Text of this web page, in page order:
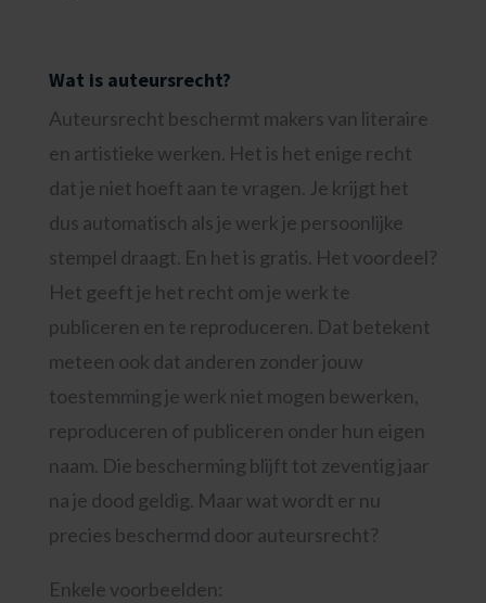
Wat is auteursrecht?
Auteursrecht beschermt makers van literaire
en artistieke werken. Het is het enige recht
dat je niet hoeft aan te vragen. Je krijgt het
dus automatisch als je werk je persoonlijke
stempel draagt. En het is gratis. Het voordeel?
Het geeft je het recht om je werk te
publiceren en te reproduceren. Dat betekent
meteen ook dat anderen zonder jouw
toestemming je werk niet mogen bewerken,
reproduceren of publiceren onder hun eigen
naam. Die bescherming blijft tot zeventig jaar
na je dood geldig. Maar wat wordt er nu
precies beschermd door auteursrecht?
Enkele voorbeelden: